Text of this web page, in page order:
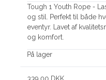
Tough 1 Youth Rope -
og stil. Perfekt til både
eventyr. Lavet af
og komfort.
På lager